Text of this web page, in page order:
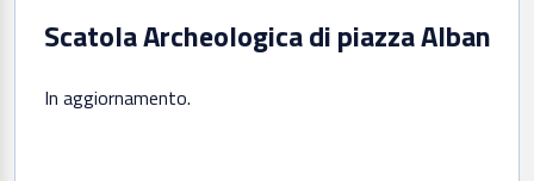
Scatola Archeologica di piazza Albania
In aggiornamento